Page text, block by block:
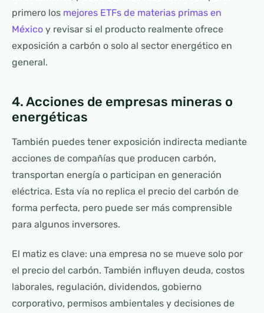
primero los mejores ETFs de materias primas en
México y revisar si el producto realmente ofrece
exposición a carbón o solo al sector energético en
general.
4. Acciones de empresas mineras o
energéticas
También puedes tener exposición indirecta mediante
acciones de compañías que producen carbón,
transportan energía o participan en generación
eléctrica. Esta vía no replica el precio del carbón de
forma perfecta, pero puede ser más comprensible
para algunos inversores.
El matiz es clave: una empresa no se mueve solo por
el precio del carbón. También influyen deuda, costos
laborales, regulación, dividendos, gobierno
corporativo, permisos ambientales y decisiones de